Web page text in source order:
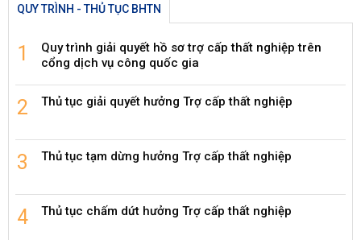
QUY TRÌNH - THỦ TỤC BHTN
Quy trình giải quyết hồ sơ trợ cấp thất nghiệp trên
cổng dịch vụ công quốc gia
Thủ tục giải quyết hưởng Trợ cấp thất nghiệp
Thủ tục tạm dừng hưởng Trợ cấp thất nghiệp
Thủ tục chấm dứt hưởng Trợ cấp thất nghiệp